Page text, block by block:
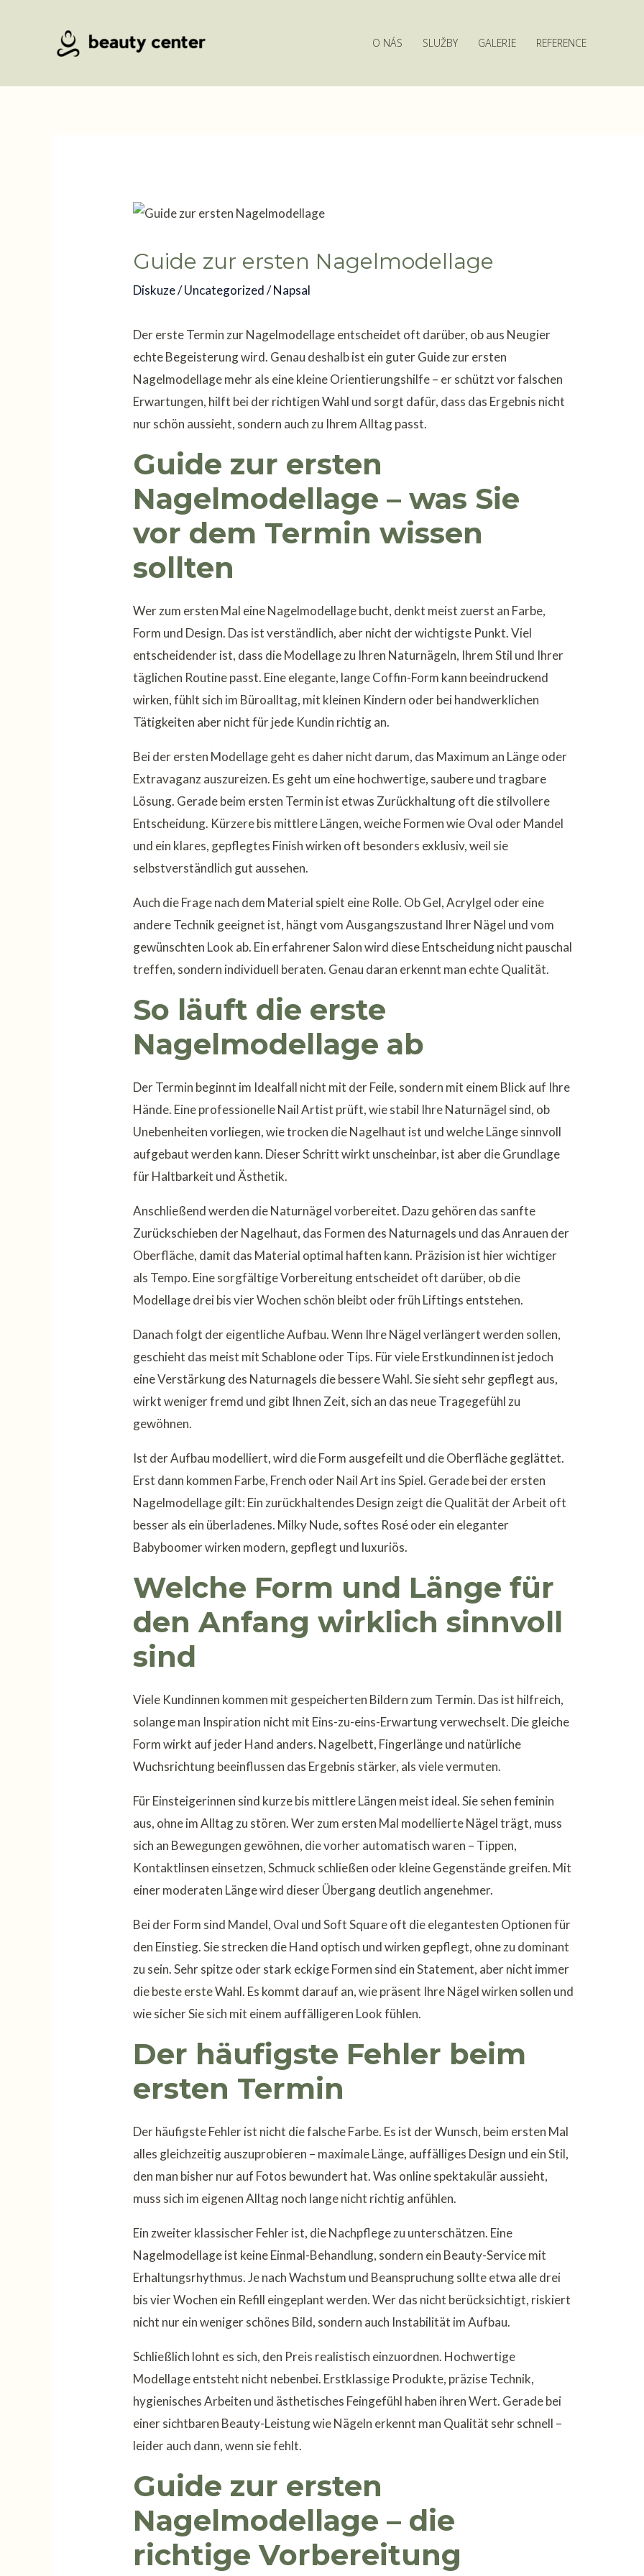
O NÁS SLUŽBY GALERIE REFERENCE
Guide zur ersten Nagelmodellage
Diskuze/Uncategorized/ Napsal
Der erste Termin zur Nagelmodellage entscheidet oft darüber, ob aus Neugier
echte Begeisterung wird. Genau deshalb ist ein guter Guide zur ersten
Nagelmodellage mehr als eine kleine Orientierungshilfe – er schützt vor falschen
Erwartungen, hilft bei der richtigen Wahl und sorgt dafür, dass das Ergebnis nicht
nur schön aussieht, sondern auch zu Ihrem Alltag passt.
Guide zur ersten
Nagelmodellage – was Sie
vor dem Termin wissen
sollten
Wer zum ersten Mal eine Nagelmodellage bucht, denkt meist zuerst an Farbe,
Form und Design. Das ist verständlich, aber nicht der wichtigste Punkt. Viel
entscheidender ist, dass die Modellage zu Ihren Naturnägeln, Ihrem Stil und Ihrer
täglichen Routine passt. Eine elegante, lange Coffin-Form kann beeindruckend
wirken, fühlt sich im Büroalltag, mit kleinen Kindern oder bei handwerklichen
Tätigkeiten aber nicht für jede Kundin richtig an.
Bei der ersten Modellage geht es daher nicht darum, das Maximum an Länge oder
Extravaganz auszureizen. Es geht um eine hochwertige, saubere und tragbare
Lösung. Gerade beim ersten Termin ist etwas Zurückhaltung oft die stilvollere
Entscheidung. Kürzere bis mittlere Längen, weiche Formen wie Oval oder Mandel
und ein klares, gepflegtes Finish wirken oft besonders exklusiv, weil sie
selbstverständlich gut aussehen.
Auch die Frage nach dem Material spielt eine Rolle. Ob Gel, Acrylgel oder eine
andere Technik geeignet ist, hängt vom Ausgangszustand Ihrer Nägel und vom
gewünschten Look ab. Ein erfahrener Salon wird diese Entscheidung nicht pauschal
treffen, sondern individuell beraten. Genau daran erkennt man echte Qualität.
So läuft die erste
Nagelmodellage ab
Der Termin beginnt im Idealfall nicht mit der Feile, sondern mit einem Blick auf Ihre
Hände. Eine professionelle Nail Artist prüft, wie stabil Ihre Naturnägel sind, ob
Unebenheiten vorliegen, wie trocken die Nagelhaut ist und welche Länge sinnvoll
aufgebaut werden kann. Dieser Schritt wirkt unscheinbar, ist aber die Grundlage
für Haltbarkeit und Ästhetik.
Anschließend werden die Naturnägel vorbereitet. Dazu gehören das sanfte
Zurückschieben der Nagelhaut, das Formen des Naturnagels und das Anrauen der
Oberfläche, damit das Material optimal haften kann. Präzision ist hier wichtiger
als Tempo. Eine sorgfältige Vorbereitung entscheidet oft darüber, ob die
Modellage drei bis vier Wochen schön bleibt oder früh Liftings entstehen.
Danach folgt der eigentliche Aufbau. Wenn Ihre Nägel verlängert werden sollen,
geschieht das meist mit Schablone oder Tips. Für viele Erstkundinnen ist jedoch
eine Verstärkung des Naturnagels die bessere Wahl. Sie sieht sehr gepflegt aus,
wirkt weniger fremd und gibt Ihnen Zeit, sich an das neue Tragegefühl zu
gewöhnen.
Ist der Aufbau modelliert, wird die Form ausgefeilt und die Oberfläche geglättet.
Erst dann kommen Farbe, French oder Nail Art ins Spiel. Gerade bei der ersten
Nagelmodellage gilt: Ein zurückhaltendes Design zeigt die Qualität der Arbeit oft
besser als ein überladenes. Milky Nude, softes Rosé oder ein eleganter
Babyboomer wirken modern, gepflegt und luxuriös.
Welche Form und Länge für
den Anfang wirklich sinnvoll
sind
Viele Kundinnen kommen mit gespeicherten Bildern zum Termin. Das ist hilfreich,
solange man Inspiration nicht mit Eins-zu-eins-Erwartung verwechselt. Die gleiche
Form wirkt auf jeder Hand anders. Nagelbett, Fingerlänge und natürliche
Wuchsrichtung beeinflussen das Ergebnis stärker, als viele vermuten.
Für Einsteigerinnen sind kurze bis mittlere Längen meist ideal. Sie sehen feminin
aus, ohne im Alltag zu stören. Wer zum ersten Mal modellierte Nägel trägt, muss
sich an Bewegungen gewöhnen, die vorher automatisch waren – Tippen,
Kontaktlinsen einsetzen, Schmuck schließen oder kleine Gegenstände greifen. Mit
einer moderaten Länge wird dieser Übergang deutlich angenehmer.
Bei der Form sind Mandel, Oval und Soft Square oft die elegantesten Optionen für
den Einstieg. Sie strecken die Hand optisch und wirken gepflegt, ohne zu dominant
zu sein. Sehr spitze oder stark eckige Formen sind ein Statement, aber nicht immer
die beste erste Wahl. Es kommt darauf an, wie präsent Ihre Nägel wirken sollen und
wie sicher Sie sich mit einem auffälligeren Look fühlen.
Der häufigste Fehler beim
ersten Termin
Der häufigste Fehler ist nicht die falsche Farbe. Es ist der Wunsch, beim ersten Mal
alles gleichzeitig auszuprobieren – maximale Länge, auffälliges Design und ein Stil,
den man bisher nur auf Fotos bewundert hat. Was online spektakulär aussieht,
muss sich im eigenen Alltag noch lange nicht richtig anfühlen.
Ein zweiter klassischer Fehler ist, die Nachpflege zu unterschätzen. Eine
Nagelmodellage ist keine Einmal-Behandlung, sondern ein Beauty-Service mit
Erhaltungsrhythmus. Je nach Wachstum und Beanspruchung sollte etwa alle drei
bis vier Wochen ein Refill eingeplant werden. Wer das nicht berücksichtigt, riskiert
nicht nur ein weniger schönes Bild, sondern auch Instabilität im Aufbau.
Schließlich lohnt es sich, den Preis realistisch einzuordnen. Hochwertige
Modellage entsteht nicht nebenbei. Erstklassige Produkte, präzise Technik,
hygienisches Arbeiten und ästhetisches Feingefühl haben ihren Wert. Gerade bei
einer sichtbaren Beauty-Leistung wie Nägeln erkennt man Qualität sehr schnell –
leider auch dann, wenn sie fehlt.
Guide zur ersten
Nagelmodellage – die
richtige Vorbereitung